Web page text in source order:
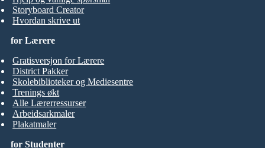
Storyboard Creator
Hvordan skrive ut
for Studenter
for Lærere
Gratisversjon for Lærere
District Pakker
Skolebiblioteker og Mediesentre
Trenings økt
Alle Lærerressurser
Arbeidsarkmaler
Plakatmaler